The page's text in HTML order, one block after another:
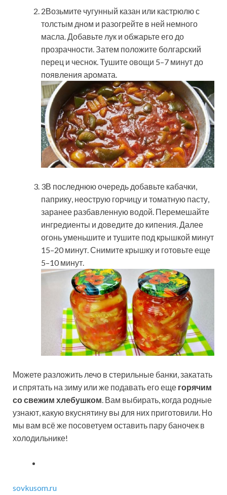
2Возьмите чугунный казан или кастрюлю с
толстым дном и разогрейте в ней немного
масла. Добавьте лук и обжарьте его до
прозрачности. Затем положите болгарский
перец и чеснок. Тушите овощи 5–7 минут до
появления аромата.
3В последнюю очередь добавьте кабачки,
паприку, неострую горчицу и томатную пасту,
заранее разбавленную водой. Перемешайте
ингредиенты и доведите до кипения. Далее
огонь уменьшите и тушите под крышкой минут
15–20 минут. Снимите крышку и готовьте еще
5–10 минут.
Можете разложить лечо в стерильные банки, закатать
и спрятать на зиму или же подавать его еще горячим
со свежим хлебушком . Вам выбирать, когда родные
узнают, какую вкуснятину вы для них приготовили. Но
мы вам всё же посоветуем оставить пару баночек в
холодильнике!
sovkusom.ru